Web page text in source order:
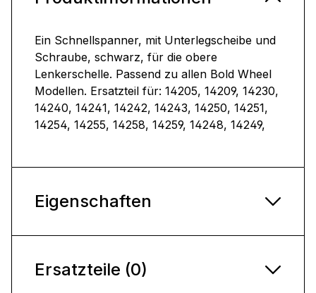
Ein Schnellspanner, mit Unterlegscheibe und
Schraube, schwarz, für die obere
Lenkerschelle. Passend zu allen Bold Wheel
Modellen. Ersatzteil für: 14205, 14209, 14230,
14240, 14241, 14242, 14243, 14250, 14251,
14254, 14255, 14258, 14259, 14248, 14249,
Eigenschaften
Ersatzteile (0)